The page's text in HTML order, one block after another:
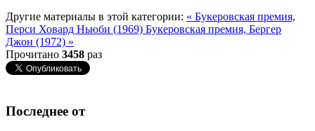
Другие материалы в этой категории: « Букеровская премия,
Перси Ховард Ньюби (1969) Букеровская премия, Бергер
Джон (1972) »
Прочитано 3458 раз
Последнее от